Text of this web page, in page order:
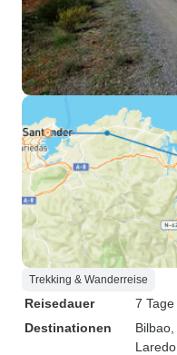
Trekking & Wanderreise
Reisedauer
7 Tage
Destinationen
Bilbao
Laredo